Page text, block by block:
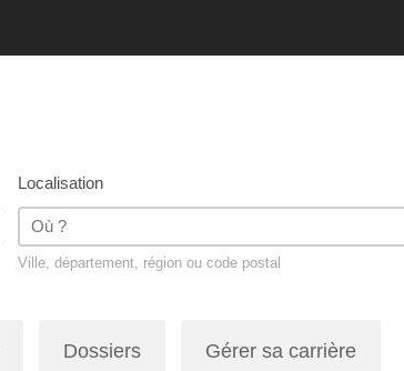
Localisation
Ville, département, région ou code postal
Dossiers Gérer sa carrière